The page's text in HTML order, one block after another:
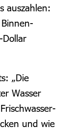
auszahlen:
Dollar
„Die
Wasser
und wie